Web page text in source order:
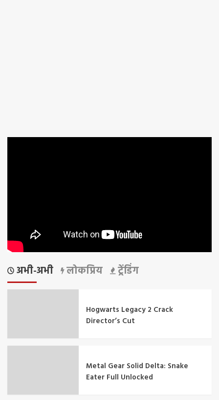
अभी-अभी लोकप्रिय ट्रेंडिंग
Hogwarts Legacy 2 Crack
Director’s Cut
Metal Gear Solid Delta: Snake
Eater Full Unlocked